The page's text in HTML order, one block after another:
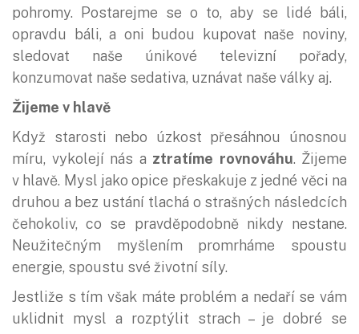
pohromy. Postarejme se o to, aby se lidé báli,
opravdu báli, a oni budou kupovat naše noviny,
sledovat naše únikové televizní pořady,
konzumovat naše sedativa, uznávat naše války aj.
Žijeme v hlavě
Když starosti nebo úzkost přesáhnou únosnou
míru, vykolejí nás a ztratíme rovnováhu. Žijeme
v hlavě. Mysl jako opice přeskakuje z jedné věci na
druhou a bez ustání tlachá o strašných následcích
čehokoliv, co se pravděpodobně nikdy nestane.
Neužitečným myšlením promrháme spoustu
energie, spoustu své životní síly.
Jestliže s tím však máte problém a nedaří se vám
uklidnit mysl a rozptýlit strach – je dobré se